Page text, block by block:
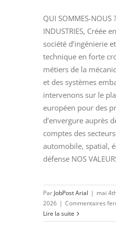
QUI SOMMES-NOUS
INDUSTRIES, Créée
société d’ingénierie
technique en forte
métiers de la
et des systèmes
intervenons sur le
européen pour des
d’envergure auprès
comptes des
automobile, spatial,
défense NOS
Par JobPost Arial | mai
2026 | Commentaires
Lire la suite